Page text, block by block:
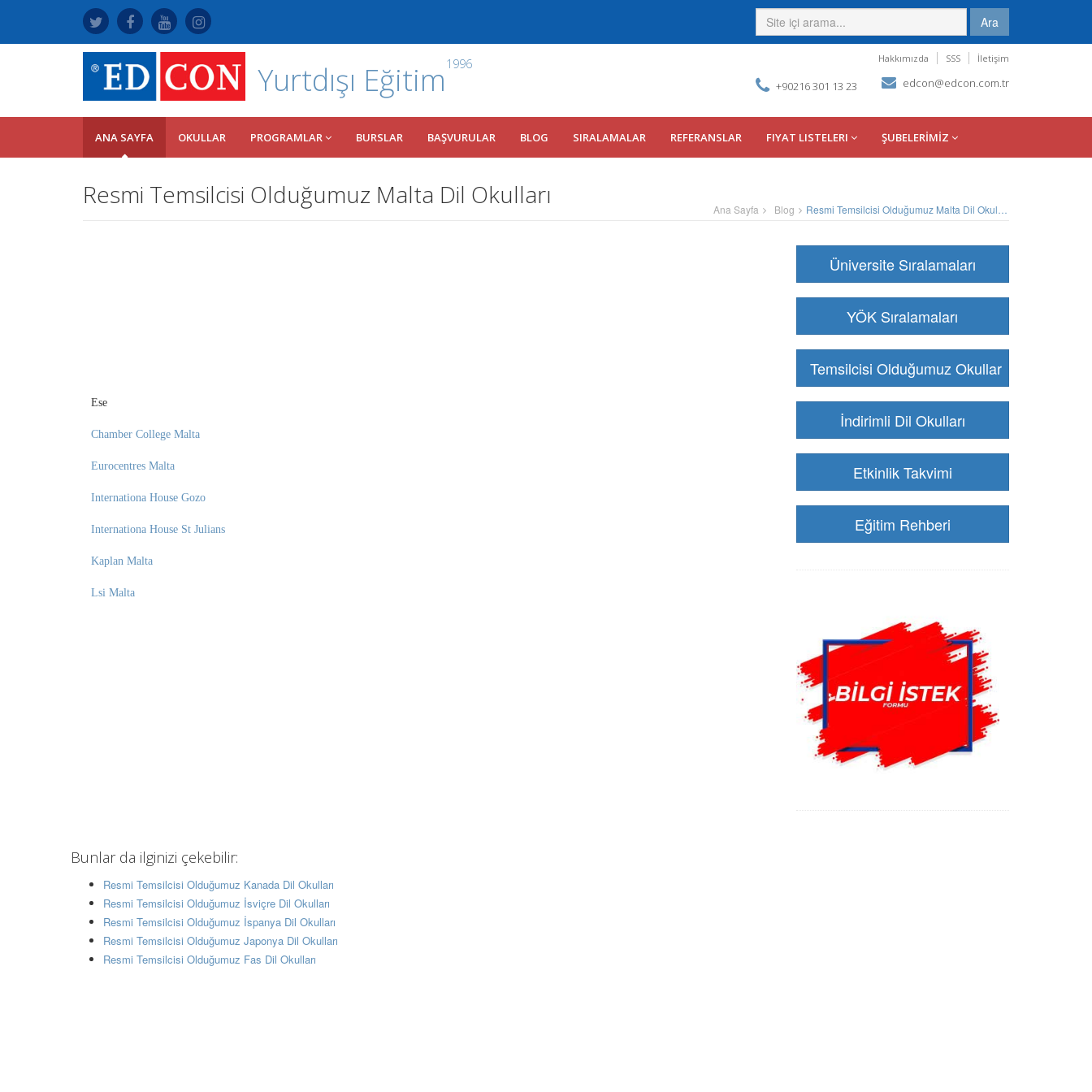
Ara
1996
Yurtdışı Eğitim
Hakkımızda SSS İletişim
+90216 301 13 23 edcon@edcon.com.tr
ANA SAYFA OKULLAR PROGRAMLAR BURSLAR BAŞVURULAR BLOG SIRALAMALAR REFERANSLAR FIYAT LISTELERI ŞUBELERİMİZ
Resmi Temsilcisi Olduğumuz Malta Dil Okulları Ana Sayfa Blog Resmi Temsilcisi Olduğumuz Malta Dil Okulları
Ese
Chamber College Malta
Eurocentres Malta
Internationa House Gozo
Internationa House St Julians
Kaplan Malta
Lsi Malta
Üniversite Sıralamaları
YÖK Sıralamaları
Temsilcisi Olduğumuz Okullar
İndirimli Dil Okulları
Etkinlik Takvimi
Eğitim Rehberi
Bunlar da ilginizi çekebilir:
Resmi Temsilcisi Olduğumuz Kanada Dil Okulları
Resmi Temsilcisi Olduğumuz İsviçre Dil Okulları
Resmi Temsilcisi Olduğumuz İspanya Dil Okulları
Resmi Temsilcisi Olduğumuz Japonya Dil Okulları
Resmi Temsilcisi Olduğumuz Fas Dil Okulları